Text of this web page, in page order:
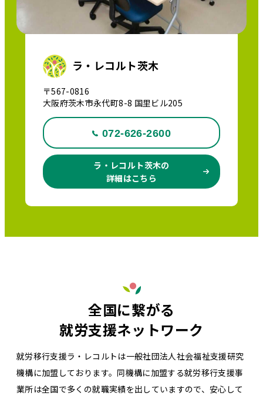
ラ・レコルト茨木
〒567-0816
大阪府茨木市永代町8-8 国里ビル205
072-626-2600
ラ・レコルト茨木の
詳細はこちら
全国に繋がる
就労支援ネットワーク
就労移行支援ラ・レコルトは一般社団法人社会福祉支援研究
機構に加盟しております。同機構に加盟する就労移行支援事
業所は全国で多くの就職実績を出していますので、安心して